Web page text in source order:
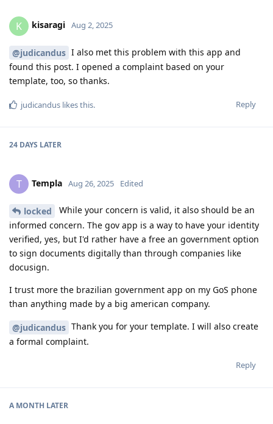
K kisaragi Aug 2, 2025
@judicandus I also met this problem with this app and
found this post. I opened a complaint based on your
template, too, so thanks.
Reply
judicandus likes this.
24 DAYS LATER
T Templa Aug 26, 2025 Edited
locked
While your concern is valid, it also should be an
informed concern. The gov app is a way to have your identity
verified, yes, but I'd rather have a free an government option
to sign documents digitally than through companies like
docusign.
I trust more the brazilian government app on my GoS phone
than anything made by a big american company.
@judicandus Thank you for your template. I will also create
a formal complaint.
Reply
A MONTH LATER